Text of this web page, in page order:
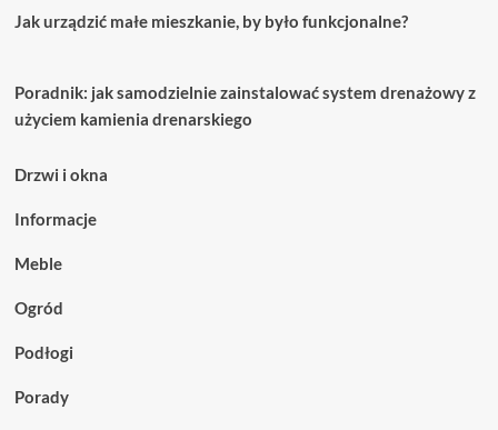
Jak urządzić małe mieszkanie, by było funkcjonalne?
Poradnik: jak samodzielnie zainstalować system drenażowy z
użyciem kamienia drenarskiego
Drzwi i okna
Informacje
Meble
Ogród
Podłogi
Porady